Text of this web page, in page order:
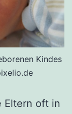
Kindes
Eltern oft in